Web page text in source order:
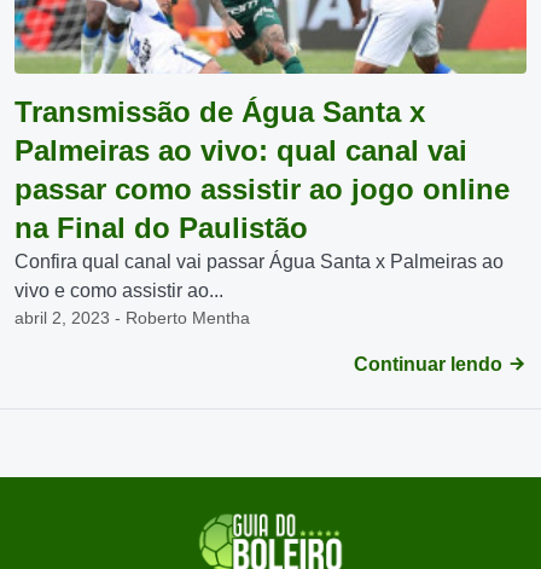
Transmissão de Água Santa x
Palmeiras ao vivo: qual canal vai
passar como assistir ao jogo online
na Final do Paulistão
Confira qual canal vai passar Água Santa x Palmeiras ao
vivo e como assistir ao...
abril 2, 2023 - Roberto Mentha
Continuar lendo